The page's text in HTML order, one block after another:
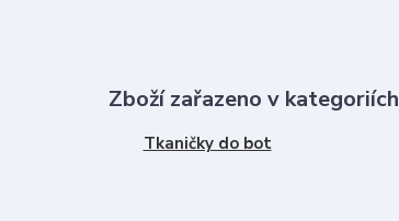
Zboží zařazeno v kategoriích
Tkaničky do bot